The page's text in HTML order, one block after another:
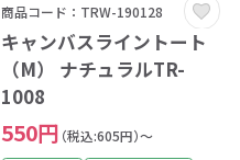
商品コード：TRW-190128
キャンバスライントート
（M） ナチュラルTR-
1008
550円 （税込:605円）～